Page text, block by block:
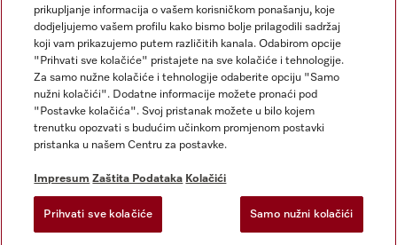
Impresum
Opći uvjeti
Zaštita podataka
Uvjeti Korištenja
Izjava o pristupačnosti
Zakon o digitalnim uslugama
Postavke kolačića
prikupljanje informacija o vašem korisničkom ponašanju, koje
dodjeljujemo vašem profilu kako bismo bolje prilagodili sadržaj
koji vam prikazujemo putem različitih kanala. Odabirom opcije
"Prihvati sve kolačiće" pristajete na sve kolačiće i tehnologije.
Za samo nužne kolačiće i tehnologije odaberite opciju "Samo
nužni kolačići". Dodatne informacije možete pronaći pod
"Postavke kolačića". Svoj pristanak možete u bilo kojem
trenutku opozvati s budućim učinkom promjenom postavki
pristanka u našem Centru za postavke.
Impresum Zaštita Podataka Kolačići
Prihvati sve kolačiće Samo nužni kolačići